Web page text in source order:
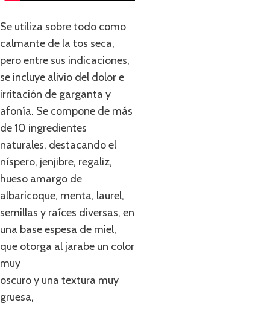
Se utiliza sobre todo como
calmante de la tos seca,
pero entre sus indicaciones,
se incluye alivio del dolor e
irritación de garganta y
afonía. Se compone de más
de 10 ingredientes
naturales, destacando el
níspero, jenjibre, regaliz,
hueso amargo de
albaricoque, menta, laurel,
semillas y raíces diversas, en
una base espesa de miel,
que otorga al jarabe un color
muy
oscuro y una textura muy
gruesa,